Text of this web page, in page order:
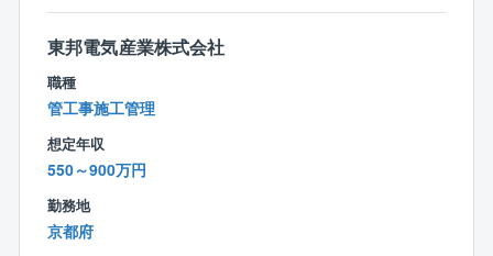
◎非常用発電機工事
◎コージェネレーション設備工事
◎再生可能エネルギー設備工事など
■配属部署について：
同組織は11名の方が活躍しております。
（20代2名 30代1名 40代3名 50代5名）
東邦電気産業株式会社
職種
管工事施工管理
想定年収
550～900万円
勤務地
京都府